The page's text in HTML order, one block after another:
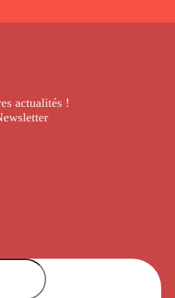
actualités !
.